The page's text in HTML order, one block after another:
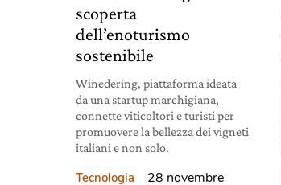
scoperta
dell’enoturismo
sostenibile
Winedering, piattaforma ideata
da una startup marchigiana,
connette viticoltori e turisti per
promuovere la bellezza dei vigneti
italiani e non solo.
Tecnologia
28 novembre